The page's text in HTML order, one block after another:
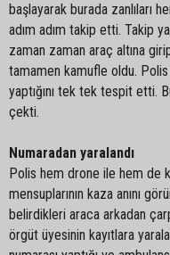
başlayarak burada zanlıları
adım adım takip etti. Takip
zaman zaman araç altına
tamamen kamufle oldu.
yaptığını tek tek tespit etti.
çekti.
Numaradan yaralandı
Polis hem drone ile hem de
mensuplarının kaza anını
belirdikleri araca arkadan
örgüt üyesinin kayıtlara